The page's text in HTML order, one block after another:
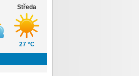
Středa
27 °C